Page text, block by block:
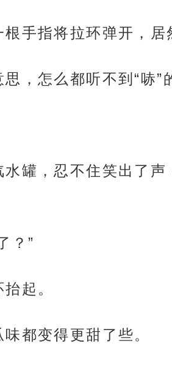
手指将拉环弹开，居
，怎么都听不到“哧”
罐，忍不住笑出了声
？”
起。
都变得更甜了些。